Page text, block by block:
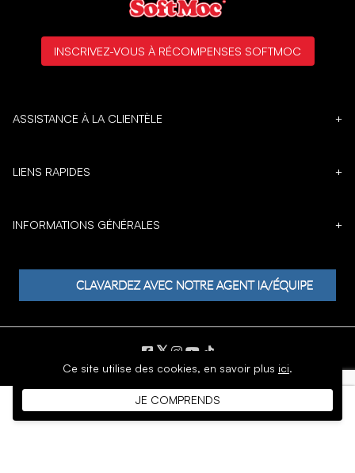
Ce site utilise des cookies, en savoir plus ici.
JE COMPRENDS
ASSISTANCE À LA CLIENTÈLE +
LIENS RAPIDES +
INFORMATIONS GÉNÉRALES +
INSCRIVEZ-VOUS À RÉCOMPENSES SOFTMOC
𝕏
DROIT D'AUTEUR © 1996 - 2026 SoftMoc Inc.
Commerce électronique par MWF Group. Tous droits réservés.